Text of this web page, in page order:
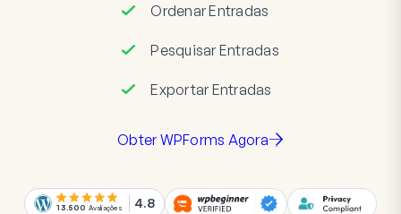
Ordenar Entradas
Pesquisar Entradas
Exportar Entradas
Obter WPForms Agora
13.500 Avaliações 4.8